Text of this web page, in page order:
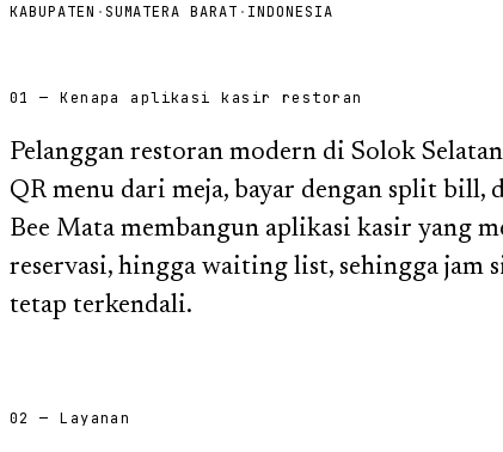
KABUPATEN · SUMATERA BARAT · INDONESIA
01 — Kenapa aplikasi kasir restoran
Pelanggan restoran modern di Solok
QR menu dari meja, bayar dengan split bill,
Bee Mata membangun aplikasi kasir yang
reservasi, hingga waiting list, sehingga jam
tetap terkendali.
02 — Layanan